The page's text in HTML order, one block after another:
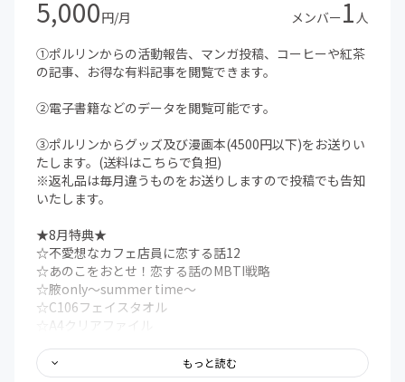
5,000円/月 メンバー1 人
①ポルリンからの活動報告、マンガ投稿、コーヒーや紅茶
の記事、お得な有料記事を閲覧できます。
②電子書籍などのデータを閲覧可能です。
③ポルリンからグッズ及び漫画本(4500円以下)をお送りい
たします。(送料はこちらで負担)
※返礼品は毎月違うものをお送りしますので投稿でも告知
いたします。
★8月特典★
☆不愛想なカフェ店員に恋する話12
☆あのこをおとせ！恋する話のMBTI戦略
☆腋only～summer time～
☆C106フェイスタオル
☆A4クリアファイル
★初回加入特典★
もっと読む